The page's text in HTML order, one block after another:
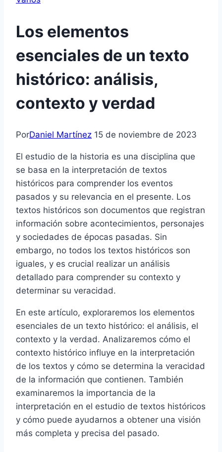
Los elementos
esenciales de un texto
histórico: análisis,
contexto y verdad
PorDaniel Martínez 15 de noviembre de 2023
El estudio de la historia es una disciplina que
se basa en la interpretación de textos
históricos para comprender los eventos
pasados y su relevancia en el presente. Los
textos históricos son documentos que registran
información sobre acontecimientos, personajes
y sociedades de épocas pasadas. Sin
embargo, no todos los textos históricos son
iguales, y es crucial realizar un análisis
detallado para comprender su contexto y
determinar su veracidad.
En este artículo, exploraremos los elementos
esenciales de un texto histórico: el análisis, el
contexto y la verdad. Analizaremos cómo el
contexto histórico influye en la interpretación
de los textos y cómo se determina la veracidad
de la información que contienen. También
examinaremos la importancia de la
interpretación en el estudio de textos históricos
y cómo puede ayudarnos a obtener una visión
más completa y precisa del pasado.